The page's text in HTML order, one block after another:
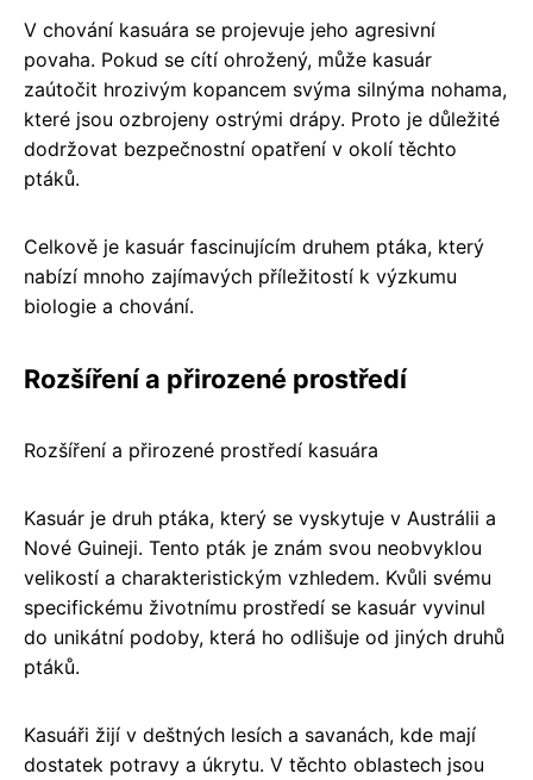
V chování kasuára se projevuje jeho agresivní
povaha. Pokud se cítí ohrožený, může kasuár
zaútočit hrozivým kopancem svýma silnýma nohama,
které jsou ozbrojeny ostrými drápy. Proto je důležité
dodržovat bezpečnostní opatření v okolí těchto
ptáků.
Celkově je kasuár fascinujícím druhem ptáka, který
nabízí mnoho zajímavých příležitostí k výzkumu
biologie a chování.
Rozšíření a přirozené prostředí
Rozšíření a přirozené prostředí kasuára
Kasuár je druh ptáka, který se vyskytuje v Austrálii a
Nové Guineji. Tento pták je znám svou neobvyklou
velikostí a charakteristickým vzhledem. Kvůli svému
specifickému životnímu prostředí se kasuár vyvinul
do unikátní podoby, která ho odlišuje od jiných druhů
ptáků.
Kasuáři žijí v deštných lesích a savanách, kde mají
dostatek potravy a úkrytu. V těchto oblastech jsou